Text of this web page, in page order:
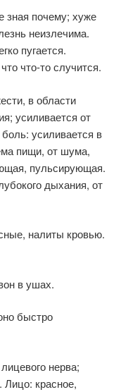
почему; хуже
неизлечима.
пугается.
что-то случится.
в области
усиливается от
боль: усиливается в
пищи, от шума,
пульсирующая.
дыхания, от
налиты кровью.
в ушах.
быстро
нерва;
красное,